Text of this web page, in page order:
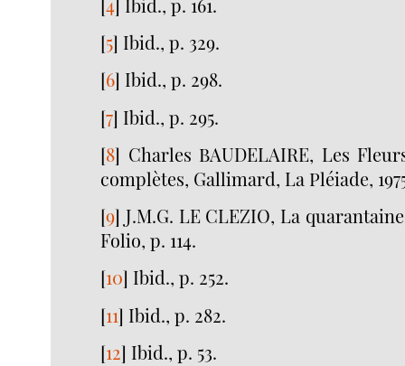
[4] Ibid., p. 161.
[5] Ibid., p. 329.
[6] Ibid., p. 298.
[7] Ibid., p. 295.
[8] Charles BAUDELAIRE, Les
complètes, Gallimard, La Pléiade,
[9] J.M.G. LE CLEZIO, La
Folio, p. 114.
[10] Ibid., p. 252.
[11] Ibid., p. 282.
[12] Ibid., p. 53.